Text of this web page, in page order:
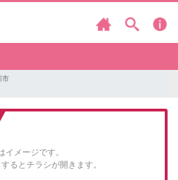
市
イメージです。
るとチラシが開きます。